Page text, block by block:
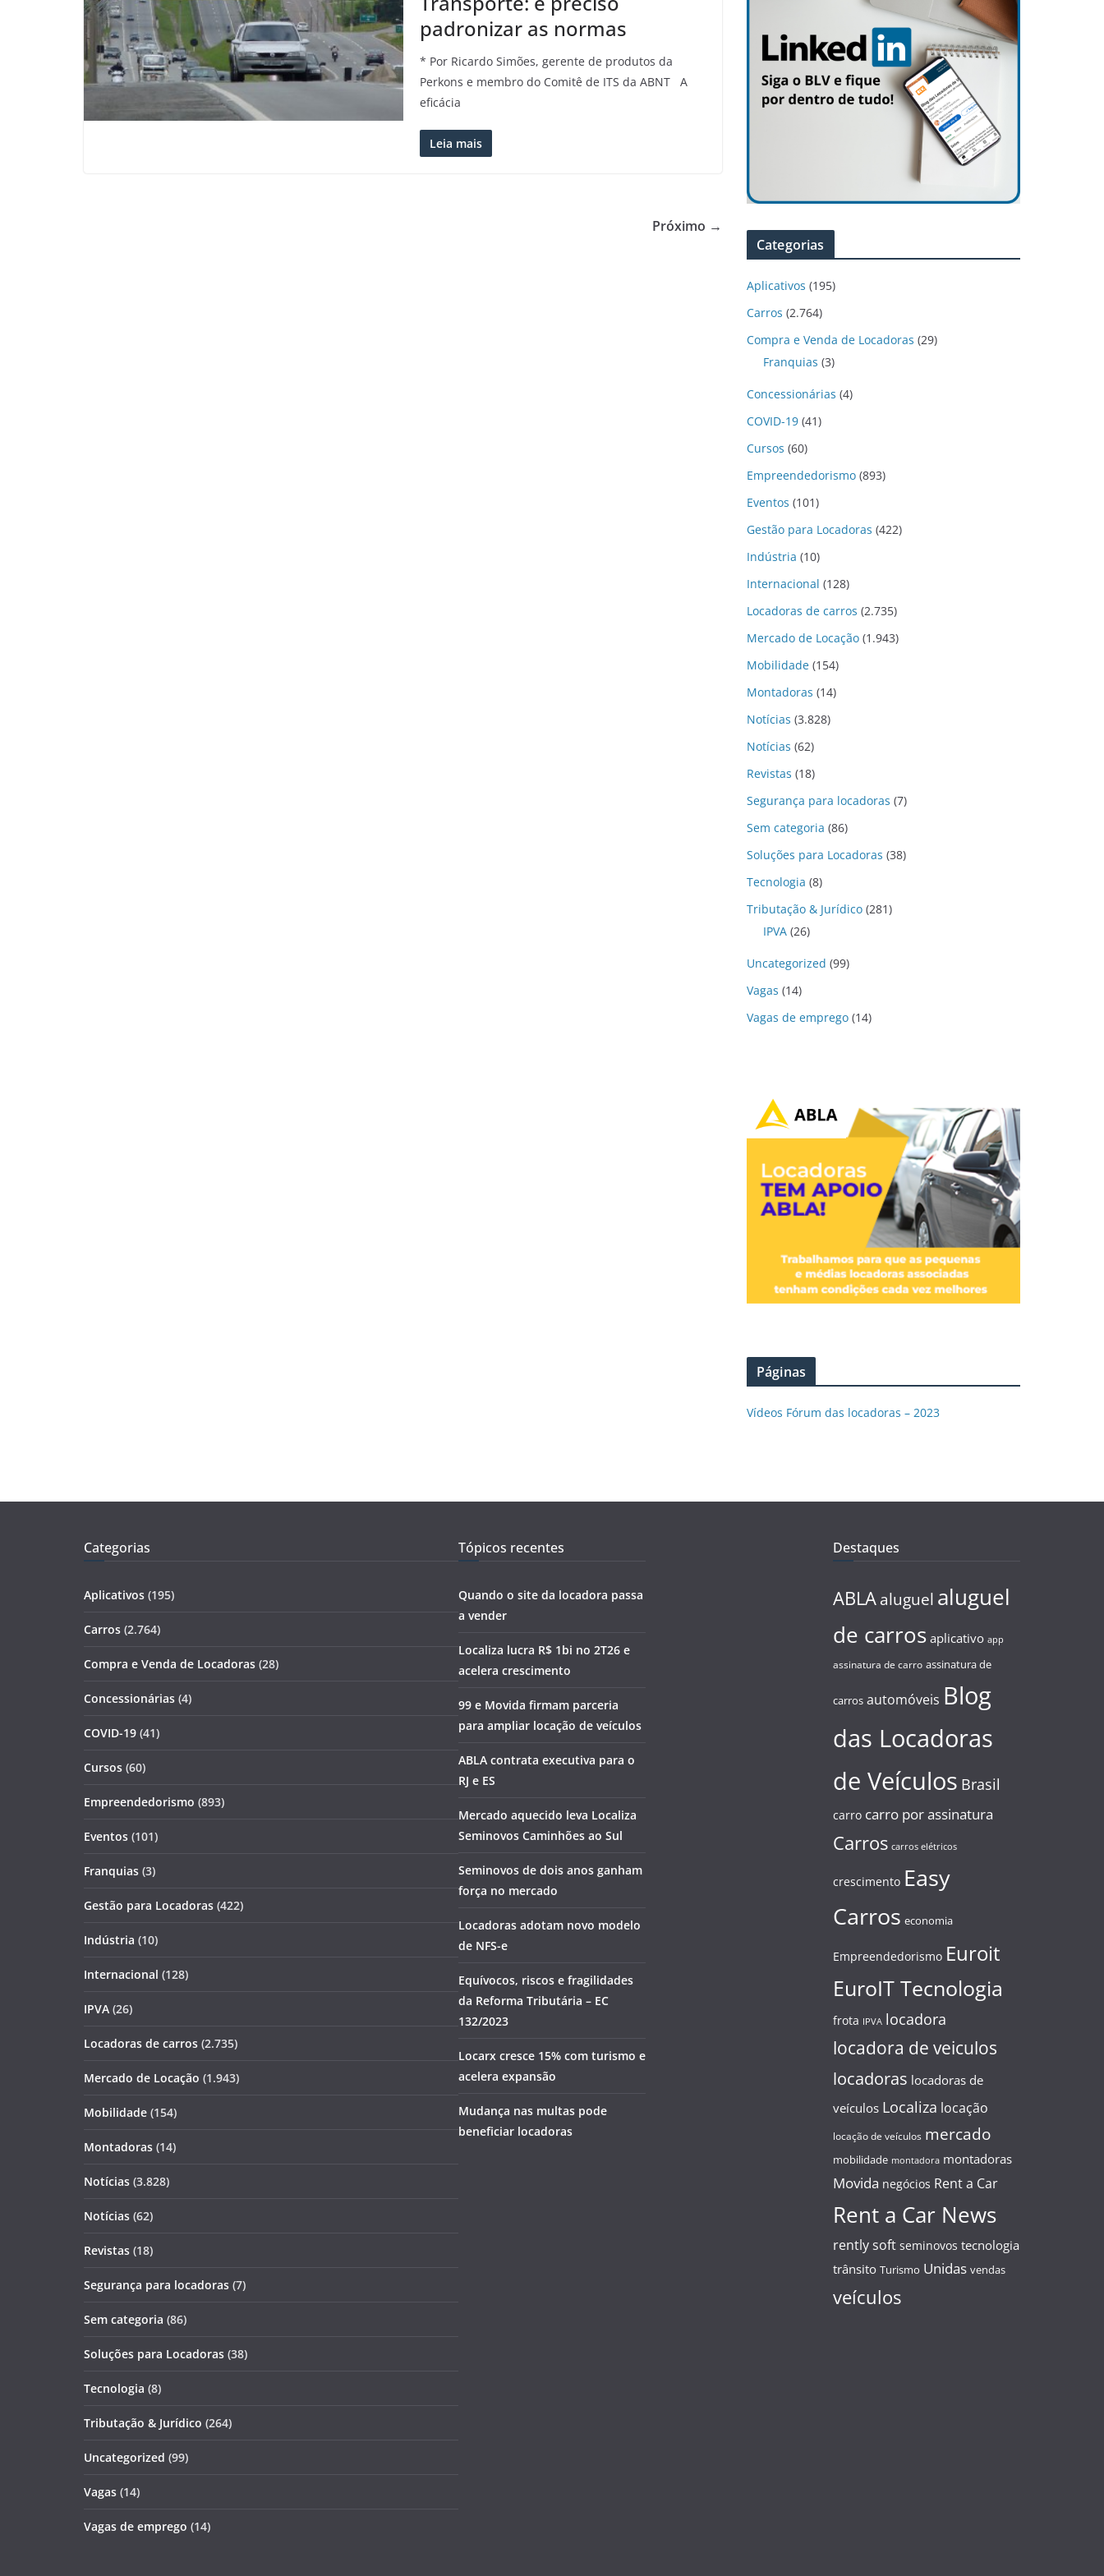
padronizar as normas
* Por Ricardo Simões, gerente de produtos da
Perkons e membro do Comitê de ITS da ABNT A
eficácia
Leia mais
Próximo →
Categorias
Aplicativos (195)
Carros (2.764)
Compra e Venda de Locadoras (29)
Franquias (3)
Concessionárias (4)
COVID-19 (41)
Cursos (60)
Empreendedorismo (893)
Eventos (101)
Gestão para Locadoras (422)
Indústria (10)
Internacional (128)
Locadoras de carros (2.735)
Mercado de Locação (1.943)
Mobilidade (154)
Montadoras (14)
Notícias (3.828)
Notícias (62)
Revistas (18)
Segurança para locadoras (7)
Sem categoria (86)
Soluções para Locadoras (38)
Tecnologia (8)
Tributação & Jurídico (281)
IPVA (26)
Uncategorized (99)
Vagas (14)
Vagas de emprego (14)
Páginas
Vídeos Fórum das locadoras – 2023
Categorias
Aplicativos (195)
Carros (2.764)
Compra e Venda de Locadoras (28)
Concessionárias (4)
COVID-19 (41)
Cursos (60)
Empreendedorismo (893)
Eventos (101)
Franquias (3)
Gestão para Locadoras (422)
Indústria (10)
Internacional (128)
IPVA (26)
Locadoras de carros (2.735)
Mercado de Locação (1.943)
Mobilidade (154)
Montadoras (14)
Notícias (3.828)
Notícias (62)
Revistas (18)
Segurança para locadoras (7)
Sem categoria (86)
Soluções para Locadoras (38)
Tecnologia (8)
Tributação & Jurídico (264)
Uncategorized (99)
Vagas (14)
Vagas de emprego (14)
Tópicos recentes
Quando o site da locadora passa
a vender
Localiza lucra R$ 1bi no 2T26 e
acelera crescimento
99 e Movida firmam parceria
para ampliar locação de veículos
ABLA contrata executiva para o
RJ e ES
Mercado aquecido leva Localiza
Seminovos Caminhões ao Sul
Seminovos de dois anos ganham
força no mercado
Locadoras adotam novo modelo
de NFS-e
Equívocos, riscos e fragilidades
da Reforma Tributária – EC
132/2023
Locarx cresce 15% com turismo e
acelera expansão
Mudança nas multas pode
beneficiar locadoras
Destaques
ABLA aluguel aluguel
de carros aplicativo app
assinatura de carro assinatura de
carros automóveis Blog
das Locadoras
de Veículos Brasil
carro carro por assinatura
Carros carros elétricos
crescimento Easy
Carros economia
Empreendedorismo Euroit
EuroIT Tecnologia
frota IPVA locadora
locadora de veiculos
locadoras locadoras de
veículos Localiza locação
locação de veículos mercado
mobilidade montadora montadoras
Movida negócios Rent a Car
Rent a Car News
rently soft seminovos tecnologia
trânsito Turismo Unidas vendas
veículos